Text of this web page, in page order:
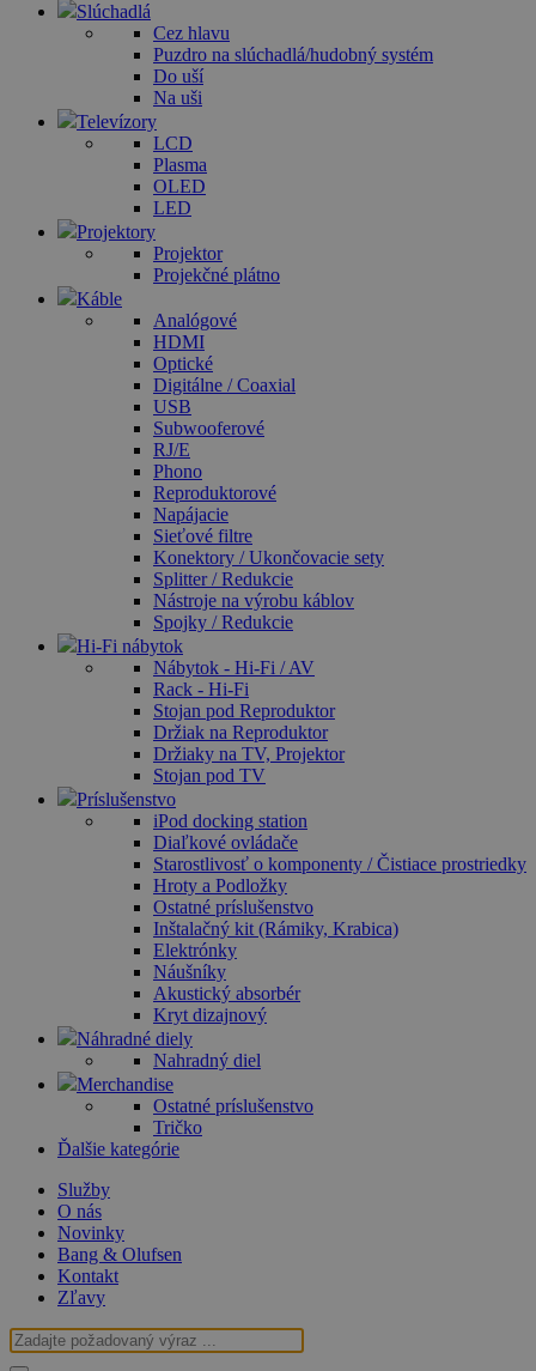
Slúchadlá
Cez hlavu
Puzdro na slúchadlá/hudobný systém
Do uší
Na uši
Televízory
LCD
Plasma
OLED
LED
Projektory
Projektor
Projekčné plátno
Káble
Analógové
HDMI
Optické
Digitálne / Coaxial
USB
Subwooferové
RJ/E
Phono
Reproduktorové
Napájacie
Sieťové filtre
Konektory / Ukončovacie sety
Splitter / Redukcie
Nástroje na výrobu káblov
Spojky / Redukcie
Hi-Fi nábytok
Nábytok - Hi-Fi / AV
Rack - Hi-Fi
Stojan pod Reproduktor
Držiak na Reproduktor
Držiaky na TV, Projektor
Stojan pod TV
Príslušenstvo
iPod docking station
Diaľkové ovládače
Starostlivosť o komponenty / Čistiace prostriedky
Hroty a Podložky
Ostatné príslušenstvo
Inštalačný kit (Rámiky, Krabica)
Elektrónky
Náušníky
Akustický absorbér
Kryt dizajnový
Náhradné diely
Nahradný diel
Merchandise
Ostatné príslušenstvo
Tričko
Ďalšie kategórie
Služby
O nás
Novinky
Bang & Olufsen
Kontakt
Zľavy